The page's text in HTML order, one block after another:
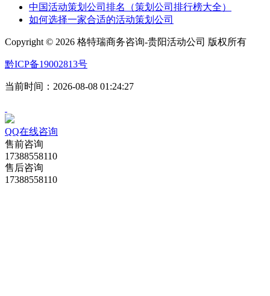
中国活动策划公司排名（策划公司排行榜大全）
如何选择一家合适的活动策划公司
Copyright © 2026 格特瑞商务咨询-贵阳活动公司 版权所有
黔ICP备19002813号
当前时间：2026-08-08 01:24:27
QQ在线咨询
售前咨询
17388558110
售后咨询
17388558110